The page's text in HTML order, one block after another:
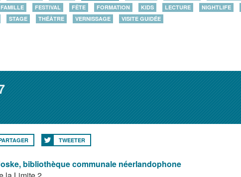
FAMILLE FESTIVAL FÊTE FORMATION KIDS LECTURE NIGHTLIFE
STAGE THÉÂTRE VERNISSAGE VISITE GUIDÉE
TWEETER
bibliothèque communale néerlandophone